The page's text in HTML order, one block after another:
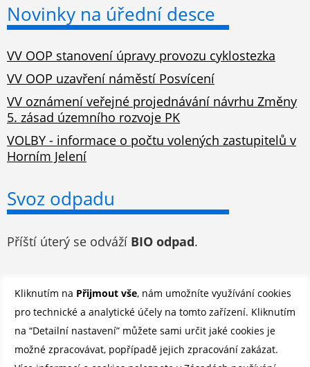
Novinky na úřední desce
VV OOP stanovení úpravy provozu cyklostezka
VV OOP uzavření náměstí Posvícení
VV oznámení veřejné projednávání návrhu Změny
5. zásad územního rozvoje PK
VOLBY - informace o počtu volených zastupitelů v
Horním Jelení
Svoz odpadu
Příští úterý se odváží BIO odpad.
Odběr novinek e-mailem
Registrovat se můžete ZDE.
Kliknutím na Přijmout vše, nám umožníte využívání cookies
pro technické a analytické účely na tomto zařízení. Kliknutím
na “Detailní nastavení” můžete sami určit jaké cookies je
možné zpracovávat, popřípadě jejich zpracování zakázat.